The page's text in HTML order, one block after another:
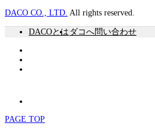
DACO CO., LTD. All rights reserved.
DACOとは ダコへ問い合わせ
PAGE TOP